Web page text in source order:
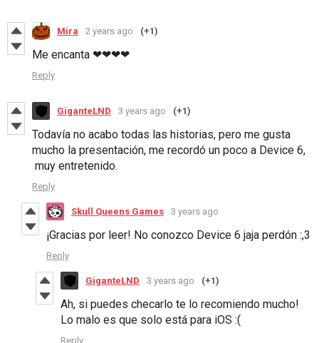
Mira 2 years ago (+1)
Me encanta ❤❤❤❤
Reply
GiganteLND 3 years ago (+1)
Todavía no acabo todas las historias, pero me gusta
mucho la presentación, me recordó un poco a Device 6,
muy entretenido.
Reply
Skull Queens Games 3 years ago
¡Gracias por leer! No conozco Device 6 jaja perdón :,3
Reply
GiganteLND 3 years ago (+1)
Ah, si puedes checarlo te lo recomiendo mucho!
Lo malo es que solo está para iOS :(
Reply